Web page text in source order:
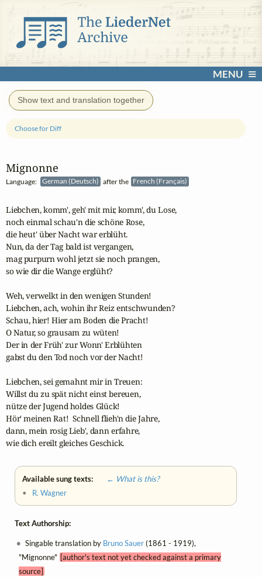
MENU
Show text and translation together
Language: German (Deutsch) after the French (Français)
Choose for Diff
Liebchen, komm', geh' mit mir, komm', du Lose,
noch einmal schau'n die schöne Rose,
die heut' über Nacht war erblüht.
Nun, da der Tag bald ist vergangen,
mag purpurn wohl jetzt sie noch prangen,
so wie dir die Wange erglüht?
Weh, verwelkt in den wenigen Stunden!
Liebchen, ach, wohin ihr Reiz entschwunden?
Schau, hier! Hier am Boden die Pracht!
O Natur, so grausam zu wüten!
Der in der Früh' zur Wonn' Erblühten
gabst du den Tod noch vor der Nacht!
Liebchen, sei gemahnt mir in Treuen:
Willst du zu spät nicht einst bereuen,
nütze der Jugend holdes Glück!
Hör' meinen Rat!  Schnell flieh'n die Jahre,
dann, mein rosig Lieb', dann erfahre,
wie dich ereilt gleiches Geschick.
Available sung texts:
← What is this?
• R. Wagner
Text Authorship:
Singable translation by Bruno Sauer(1861 - 1919),
"Mignonne" [author's text not yet checked against a primary
source]